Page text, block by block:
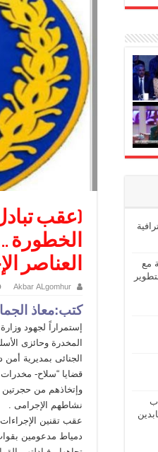
(عقب
الخطورة
العناصر
Akbar ALgomhur
كتب:معاذ
إستمراراً لجهود
المخدرة وحائزى
قضايا “سلاح-
وإتخاذهم من حجرتين
نشاطهم الإجرامى .
عقب تقنين
دمياط مدعومين
مع